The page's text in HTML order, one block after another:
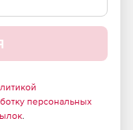
персональных
.